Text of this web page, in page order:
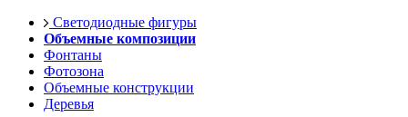
Светодиодные фигуры
Объемные композиции
Фонтаны
Фотозона
Объемные конструкции
Деревья